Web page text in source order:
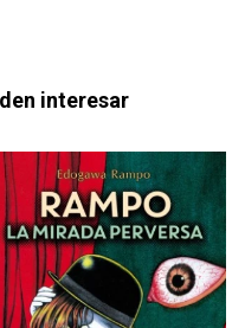
interesar